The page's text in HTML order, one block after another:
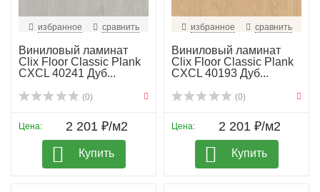
избранное сравнить
Виниловый ламинат
Clix Floor Classic Plank
CXCL 40241 Дуб...
(0)
Цена: 2 201 ₽/м2
Купить
избранное сравнить
Виниловый ламинат
Clix Floor Classic Plank
CXCL 40193 Дуб...
(0)
Цена: 2 201 ₽/м2
Купить